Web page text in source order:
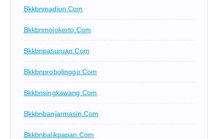
Bkkbnmadiun.com
Bkkbnmojokerto.com
Bkkbnpasuruan.com
Bkkbnprobolinggo.com
Bkkbnsingkawang.com
Bkkbnbanjarmasin.com
Bkkbnbalikpapan.com